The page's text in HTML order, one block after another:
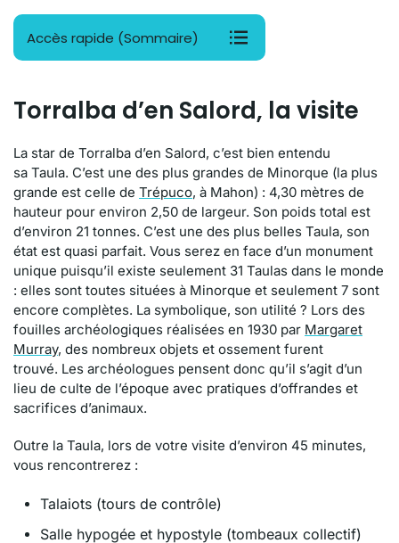
Accès rapide (Sommaire)
Torralba d’en Salord, la visite
La star de Torralba d’en Salord, c’est bien entendu
sa Taula. C’est une des plus grandes de Minorque (la plus
grande est celle de Trépuco, à Mahon) : 4,30 mètres de
hauteur pour environ 2,50 de largeur. Son poids total est
d’environ 21 tonnes. C’est une des plus belles Taula, son
état est quasi parfait. Vous serez en face d’un monument
unique puisqu’il existe seulement 31 Taulas dans le monde
: elles sont toutes situées à Minorque et seulement 7 sont
encore complètes. La symbolique, son utilité ? Lors des
fouilles archéologiques réalisées en 1930 par Margaret
Murray, des nombreux objets et ossement furent
trouvé. Les archéologues pensent donc qu’il s’agit d’un
lieu de culte de l’époque avec pratiques d’offrandes et
sacrifices d’animaux.
Outre la Taula, lors de votre visite d’environ 45 minutes,
vous rencontrerez :
Talaiots (tours de contrôle)
Salle hypogée et hypostyle (tombeaux collectif)